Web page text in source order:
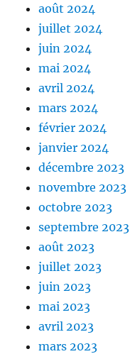
août 2024
juillet 2024
juin 2024
mai 2024
avril 2024
mars 2024
février 2024
janvier 2024
décembre 2023
novembre 2023
octobre 2023
septembre 2023
août 2023
juillet 2023
juin 2023
mai 2023
avril 2023
mars 2023